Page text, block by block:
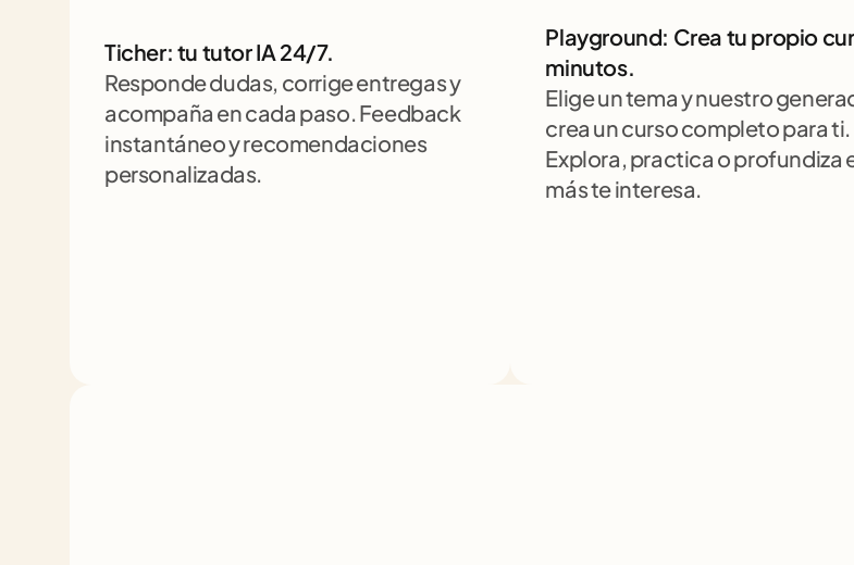
Ticher: tu tutor IA 24/7.
Responde dudas, corrige entregas y
acompaña en cada paso. Feedback
instantáneo y recomendaciones
personalizadas.
Playground: Crea tu propio
minutos.
Elige un tema y nuestro
crea un curso completo para ti.
Explora, practica o profundiza
más te interesa.